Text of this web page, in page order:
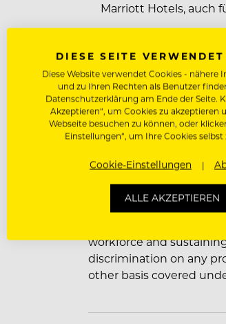
Marriott Hotels, auch
Der Bruttoverdienst
Überzahlung richtet
Wir freuen uns auf Ihre
Marriott tritt als
Einstellung einer
der die Mitarbeiter an
Schutzstatus, zum
gesetzlich
Marriott International
workforce and
discrimination on any
other basis covered
DIESE SEITE
Diese Website verwendet Cookies - nähere
und zu Ihren Rechten als Benutzer
Datenschutzerklärung am Ende der Seite.
Akzeptieren“, um Cookies zu akzeptieren
Webseite besuchen zu können, oder
Einstellungen“, um Ihre Cookies
Cookie-Einstellungen
ALLE AKZEPTIEREN